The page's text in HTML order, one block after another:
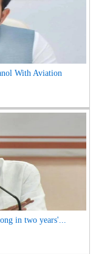
With Aviation
in two years'...